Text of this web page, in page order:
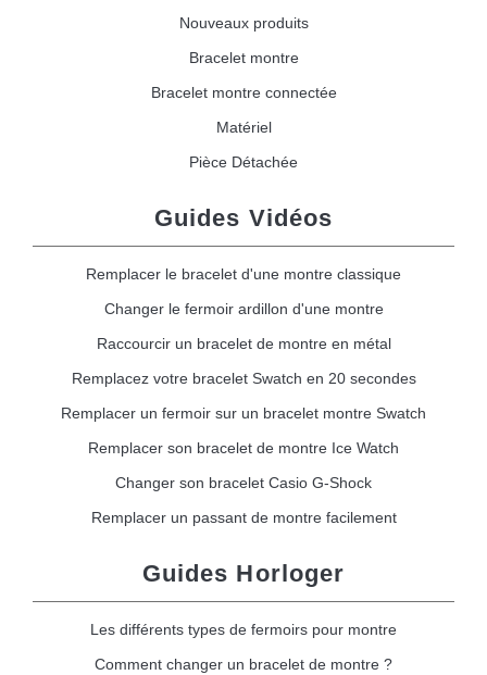
Nouveaux produits
Bracelet montre
Bracelet montre connectée
Matériel
Pièce Détachée
Guides Vidéos
Remplacer le bracelet d'une montre classique
Changer le fermoir ardillon d'une montre
Raccourcir un bracelet de montre en métal
Remplacez votre bracelet Swatch en 20 secondes
Remplacer un fermoir sur un bracelet montre Swatch
Remplacer son bracelet de montre Ice Watch
Changer son bracelet Casio G-Shock
Remplacer un passant de montre facilement
Guides Horloger
Les différents types de fermoirs pour montre
Comment changer un bracelet de montre ?